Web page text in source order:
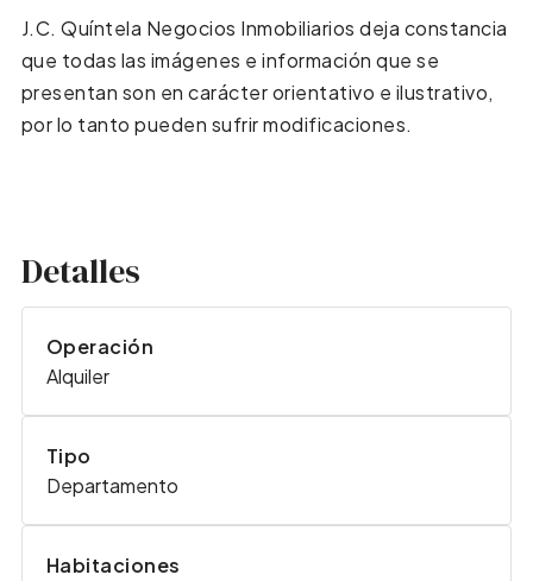
J.C. Quíntela Negocios Inmobiliarios deja constancia
que todas las imágenes e información que se
presentan son en carácter orientativo e ilustrativo,
por lo tanto pueden sufrir modificaciones.
Detalles
Operación
Alquiler
Tipo
Departamento
Habitaciones